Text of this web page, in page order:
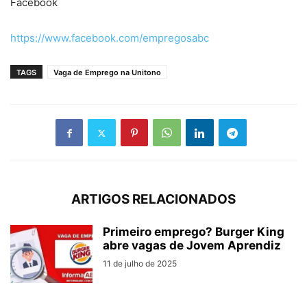
https://www.facebook.com/empregosabc
TAGS Vaga de Emprego na Unitono
ARTIGOS RELACIONADOS
Primeiro emprego? Burger King
abre vagas de Jovem Aprendiz
11 de julho de 2025